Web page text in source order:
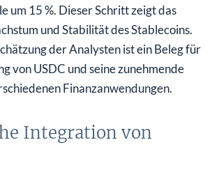
um 15 %. Dieser Schritt zeigt das
und Stabilität des Stablecoins.
der Analysten ist ein Beleg für
von USDC und seine zunehmende
Finanzanwendungen.
Integration von